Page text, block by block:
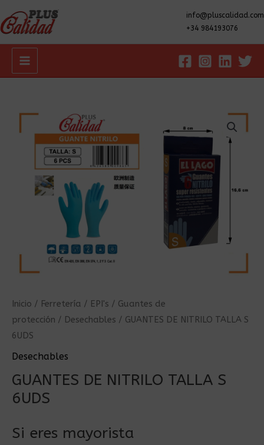
info@pluscalidad.com
+34 984193076
Main
Inicio / Ferretería / EPI's / Guantes de
protección / Desechables / GUANTES DE NITRILO TALLA S
6UDS
Desechables
GUANTES DE NITRILO TALLA S
6UDS
Si eres mayorista